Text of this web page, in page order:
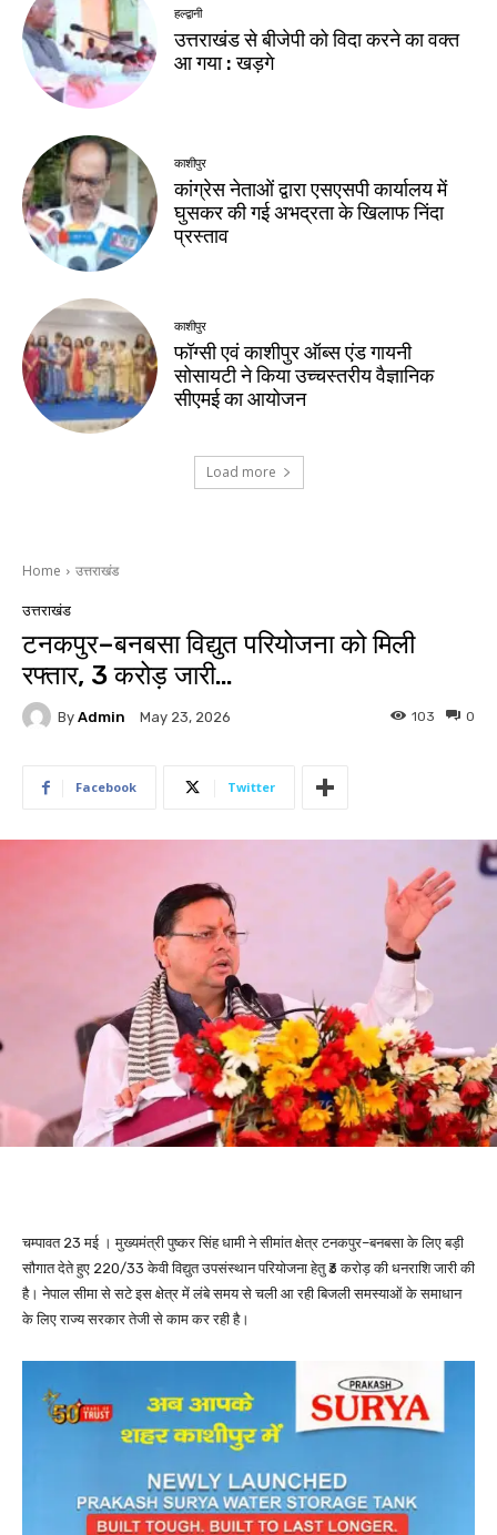
हल्द्वानी
उत्तराखंड से बीजेपी को विदा करने का वक्त
आ गया : खड़गे
काशीपुर
कांग्रेस नेताओं द्वारा एसएसपी कार्यालय में
घुसकर की गई अभद्रता के खिलाफ निंदा
प्रस्ताव
काशीपुर
फॉग्सी एवं काशीपुर ऑब्स एंड गायनी
सोसायटी ने किया उच्चस्तरीय वैज्ञानिक
सीएमई का आयोजन
Load more